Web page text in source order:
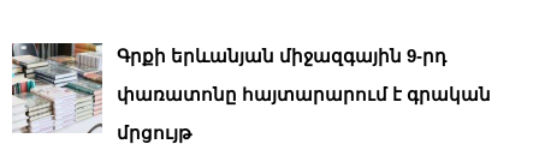
Գրքի երևանյան միջազգային 9-րդ
փառատոնը հայտարարում է գրական
մրցույթ